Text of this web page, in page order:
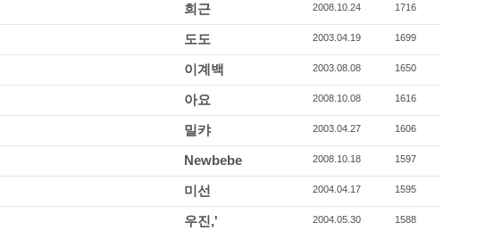
희근 2008.10.24 1716
도도 2003.04.19 1699
이계백 2003.08.08 1650
아요 2008.10.08 1616
밀캬 2003.04.27 1606
Newbebe 2008.10.18 1597
미선 2004.04.17 1595
우진,' 2004.05.30 1588